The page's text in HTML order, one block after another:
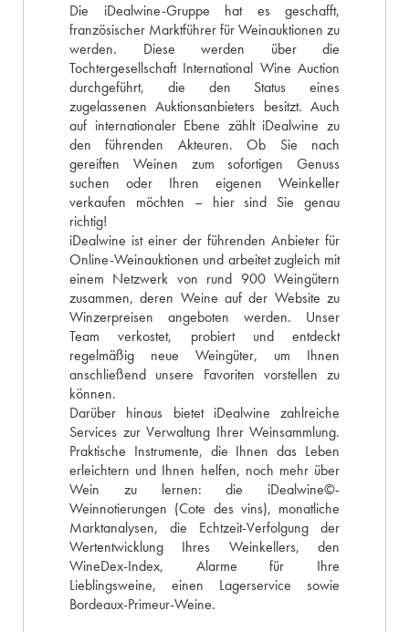
Die iDealwine-Gruppe hat es geschafft,
französischer Marktführer für Weinauktionen zu
werden. Diese werden über die
Tochtergesellschaft International Wine Auction
durchgeführt, die den Status eines
zugelassenen Auktionsanbieters besitzt. Auch
auf internationaler Ebene zählt iDealwine zu
den führenden Akteuren. Ob Sie nach
gereiften Weinen zum sofortigen Genuss
suchen oder Ihren eigenen Weinkeller
verkaufen möchten – hier sind Sie genau
richtig!
iDealwine ist einer der führenden Anbieter für
Online-Weinauktionen und arbeitet zugleich mit
einem Netzwerk von rund 900 Weingütern
zusammen, deren Weine auf der Website zu
Winzerpreisen angeboten werden. Unser
Team verkostet, probiert und entdeckt
regelmäßig neue Weingüter, um Ihnen
anschließend unsere Favoriten vorstellen zu
können.
Darüber hinaus bietet iDealwine zahlreiche
Services zur Verwaltung Ihrer Weinsammlung.
Praktische Instrumente, die Ihnen das Leben
erleichtern und Ihnen helfen, noch mehr über
Wein zu lernen: die iDealwine©-
Weinnotierungen (Cote des vins), monatliche
Marktanalysen, die Echtzeit-Verfolgung der
Wertentwicklung Ihres Weinkellers, den
WineDex-Index, Alarme für Ihre
Lieblingsweine, einen Lagerservice sowie
Bordeaux-Primeur-Weine.